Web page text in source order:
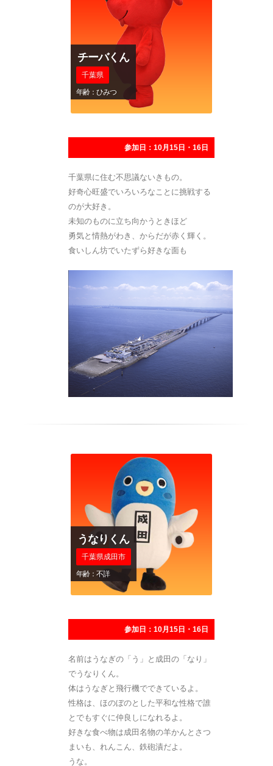
チーバくん
千葉県
年齢：ひみつ
参加日：10月15日・16日
千葉県に住む不思議ないきもの。
好奇心旺盛でいろいろなことに挑戦する
のが大好き。
未知のものに立ち向かうときほど
勇気と情熱がわき、からだが赤く輝く。
食いしん坊でいたずら好きな面も
うなりくん
千葉県成田市
年齢：不詳
参加日：10月15日・16日
名前はうなぎの「う」と成田の「なり」
でうなりくん。
体はうなぎと飛行機でできているよ。
性格は、ほのぼのとした平和な性格で誰
とでもすぐに仲良しになれるよ。
好きな食べ物は成田名物の羊かんとさつ
まいも、れんこん、鉄砲漬だよ。
うな。